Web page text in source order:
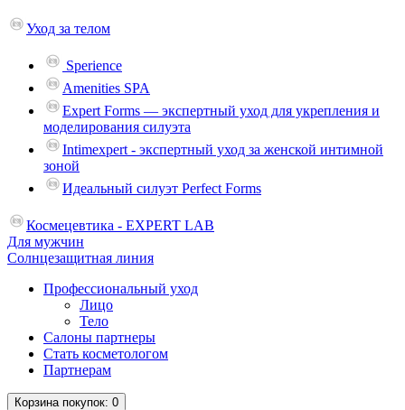
Уход за телом
Sperience
Amenities SPA
Expert Forms — экспертный уход для укрепления и
моделирования силуэта
Intimexpert - экспертный уход за женской интимной
зоной
Идеальный силуэт Perfect Forms
Космецевтика - EXPERT LAB
Для мужчин
Солнцезащитная линия
Профессиональный уход
Лицо
Тело
Салоны партнеры
Стать косметологом
Партнерам
Корзинапокупок: 0